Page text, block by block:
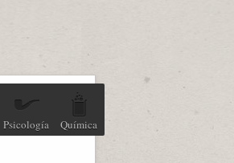
Psicología Química